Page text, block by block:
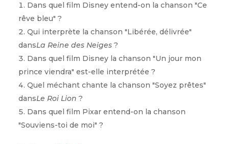
Dans quel film Disney entend-on la chanson "Ce
rêve bleu" ?
Qui interprète la chanson "Libérée, délivrée"
dansLa Reine des Neiges?
Dans quel film Disney la chanson "Un jour mon
prince viendra" est-elle interprétée ?
Quel méchant chante la chanson "Soyez prêtes"
dansLe Roi Lion ?
Dans quel film Pixar entend-on la chanson
"Souviens-toi de moi" ?